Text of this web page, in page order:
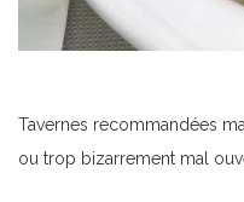
Tavernes recommandées
ou trop bizarrement mal